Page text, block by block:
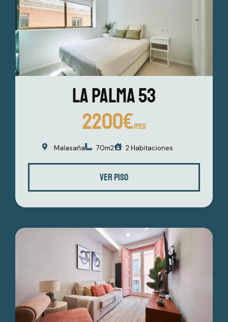
La Palma 53
2200€/MES
Malasaña 70m2 2 Habitaciones
VER PISO